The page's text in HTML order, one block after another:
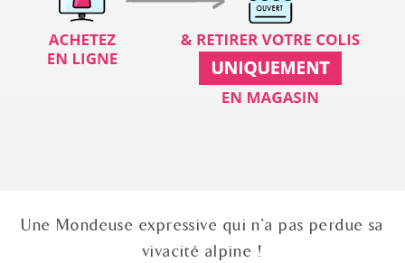
Une Mondeuse expressive qui n'a pas perdue sa
vivacité alpine !